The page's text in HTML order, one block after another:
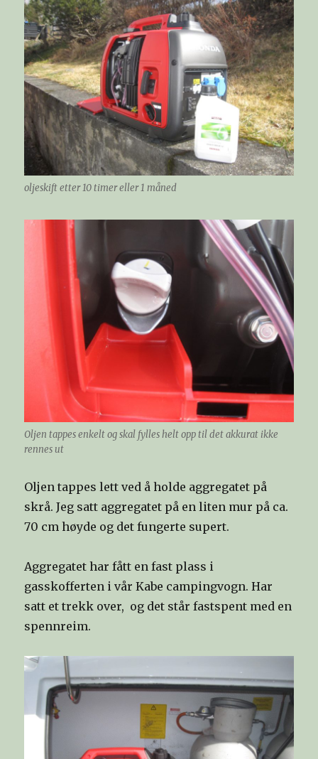
oljeskift etter 10 timer eller 1 måned
Oljen tappes enkelt og skal fylles helt opp til det akkurat ikke
rennes ut
Oljen tappes lett ved å holde aggregatet på
skrå. Jeg satt aggregatet på en liten mur på ca.
70 cm høyde og det fungerte supert.
Aggregatet har fått en fast plass i
gasskofferten i vår Kabe campingvogn. Har
satt et trekk over, og det står fastspent med en
spennreim.